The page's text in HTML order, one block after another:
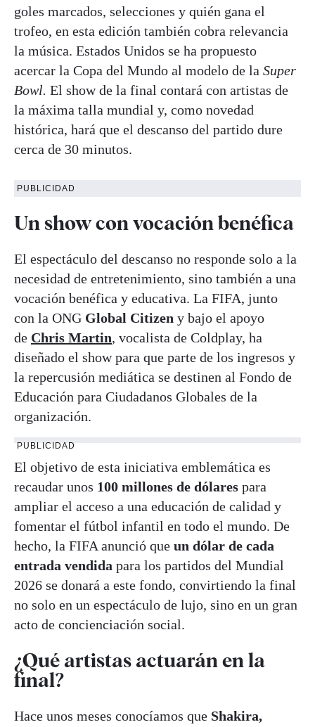
goles marcados, selecciones y quién gana el
trofeo, en esta edición también cobra relevancia
la música. Estados Unidos se ha propuesto
acercar la Copa del Mundo al modelo de la Super
Bowl. El show de la final contará con artistas de
la máxima talla mundial y, como novedad
histórica, hará que el descanso del partido dure
cerca de 30 minutos.
PUBLICIDAD
Un show con vocación benéfica
El espectáculo del descanso no responde solo a la
necesidad de entretenimiento, sino también a una
vocación benéfica y educativa. La FIFA, junto
con la ONG Global Citizen y bajo el apoyo
de Chris Martin, vocalista de Coldplay, ha
diseñado el show para que parte de los ingresos y
la repercusión mediática se destinen al Fondo de
Educación para Ciudadanos Globales de la
organización.
PUBLICIDAD
El objetivo de esta iniciativa emblemática es
recaudar unos 100 millones de dólares para
ampliar el acceso a una educación de calidad y
fomentar el fútbol infantil en todo el mundo. De
hecho, la FIFA anunció que un dólar de cada
entrada vendida para los partidos del Mundial
2026 se donará a este fondo, convirtiendo la final
no solo en un espectáculo de lujo, sino en un gran
acto de concienciación social.
¿Qué artistas actuarán en la
final?
Hace unos meses conocíamos que Shakira,